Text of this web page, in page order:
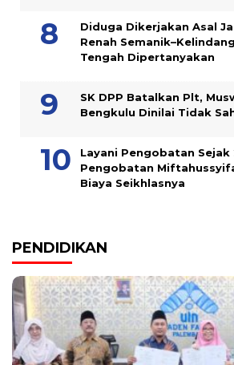
Diduga Dikerjakan Asal
Renah
Tengah Dipertanyakan
SK DPP Batalkan Plt,
Bengkulu Dinilai Tidak
Layani Pengobatan
Pengobatan
Biaya Seikhlasnya
PENDIDIKAN